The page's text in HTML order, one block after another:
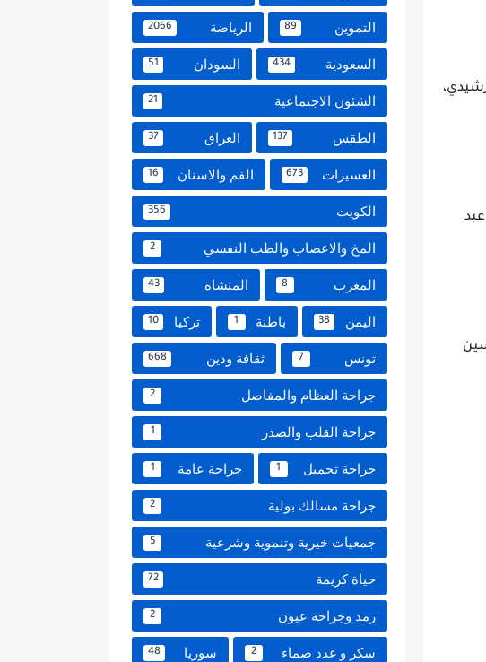
سمير الرشيدي،
حمدي عبد
ندى حسين
التموين 89 الرياضة 2066
السعودية 434 السودان 51
الشئون الاجتماعية 21
الطقس 137 العراق 37
العسيرات 673 الفم والاسنان 16
الكويت 356
المخ والاعصاب والطب النفسي 2
المغرب 8 المنشاة 43
اليمن 38 باطنة 1 تركيا 10
تونس 7 ثقافة ودين 668
جراحة العظام والمفاصل 2
جراحة القلب والصدر 1
جراحة تجميل 1 جراحة عامة 1
جراحة مسالك بولية 2
جمعيات خيرية وتنموية وشرعية 5
حياة كريمة 72
رمد وجراحة عيون 2
سكر و غدد صماء 2 سوريا 48